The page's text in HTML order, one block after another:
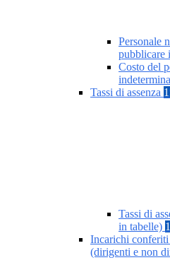
Personale
pubblicare
Costo del
Tassi di assenza
Tassi di
in tabelle)
Incarichi
(dirigenti e non